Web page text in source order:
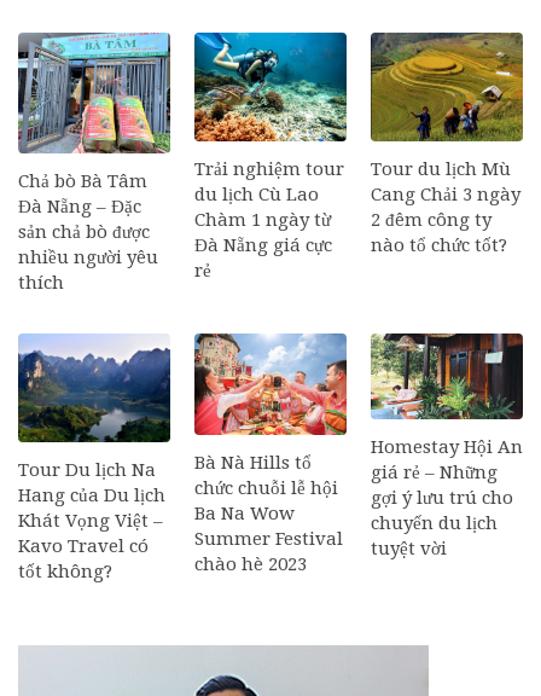
Chả bò Bà Tâm
Đà Nẵng – Đặc
sản chả bò được
nhiều người yêu
thích
Trải nghiệm tour
du lịch Cù Lao
Chàm 1 ngày từ
Đà Nẵng giá cực
rẻ
Tour du lịch Mù
Cang Chải 3 ngày
2 đêm công ty
nào tổ chức tốt?
Tour Du lịch Na
Hang của Du lịch
Khát Vọng Việt –
Kavo Travel có
tốt không?
Bà Nà Hills tổ
chức chuỗi lễ hội
Ba Na Wow
Summer Festival
chào hè 2023
Homestay Hội An
giá rẻ – Những
gợi ý lưu trú cho
chuyến du lịch
tuyệt vời